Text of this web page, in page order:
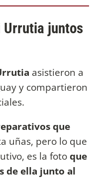
Urrutia juntos
asistieron a
y compartieron
que
uñas, pero lo que
es la fotoque
de ella junto al